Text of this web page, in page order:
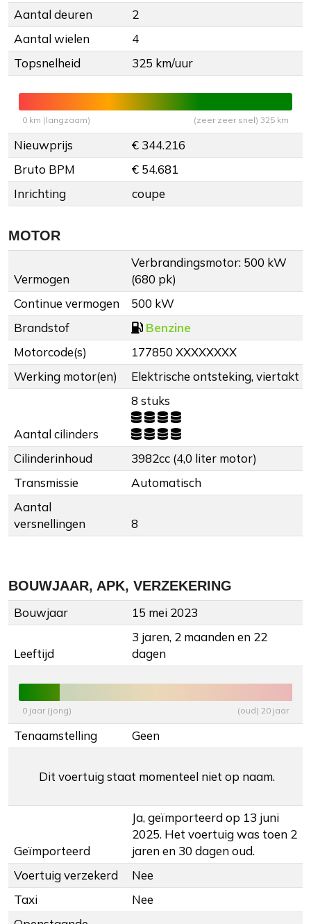
Aantal deuren
2
Aantal wielen
4
Topsnelheid
325 km/uur
0 km (langzaam) (zeer zeer snel) 325 km
Nieuwprijs
€ 344.216
Bruto BPM
€ 54.681
Inrichting
coupe
MOTOR
Vermogen
Verbrandingsmotor: 500 kW
(680 pk)
Continue vermogen
500 kW
Brandstof
Benzine
Motorcode(s)
177850 XXXXXXXX
Werking motor(en)
Elektrische ontsteking, viertakt
Aantal cilinders
8 stuks
Cilinderinhoud
3982cc (4,0 liter motor)
Transmissie
Automatisch
Aantal
versnellingen
8
BOUWJAAR, APK, VERZEKERING
Bouwjaar 15 mei 2023
Leeftijd
3 jaren, 2 maanden en 22
dagen
0 jaar (jong) (oud) 20 jaar
Tenaamstelling Geen
Dit voertuig staat momenteel niet op naam.
Geïmporteerd
Ja, geïmporteerd op 13 juni
2025. Het voertuig was toen 2
jaren en 30 dagen oud.
Voertuig verzekerd
Nee
Taxi
Nee